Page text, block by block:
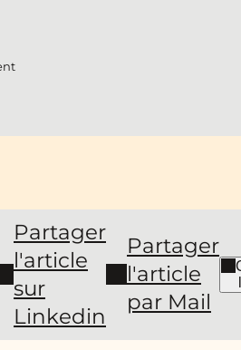
Partager
l'article
sur
Linkedin
Partager
l'article
par Mail